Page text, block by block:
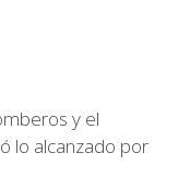
y el
lo alcanzado por